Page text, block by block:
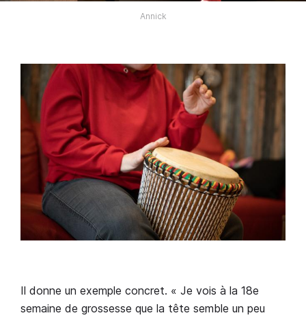
Annick
Il donne un exemple concret. « Je vois à la 18e
semaine de grossesse que la tête semble un peu